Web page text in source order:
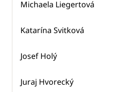
Michaela Liegertová
Katarína Svitková
Josef Holý
Juraj Hvorecký